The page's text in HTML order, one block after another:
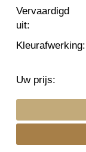
Vervaardigd
uit:
Kleurafwerking:
Uw prijs: